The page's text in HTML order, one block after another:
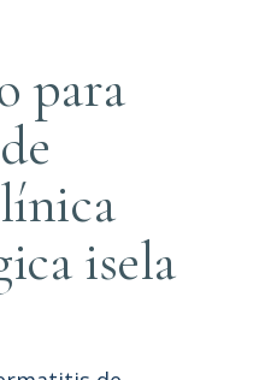
para
isela